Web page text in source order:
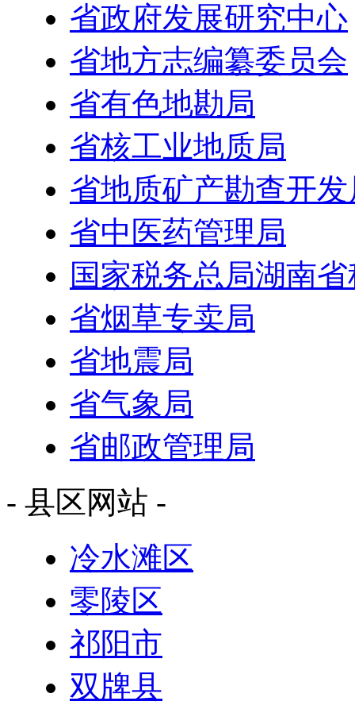
省政府发展研究中心
省地方志编纂委员会
省有色地勘局
省核工业地质局
省地质矿产勘查开发
省中医药管理局
国家税务总局湖南
省烟草专卖局
省地震局
省气象局
省邮政管理局
- 县区网站 -
冷水滩区
零陵区
祁阳市
双牌县